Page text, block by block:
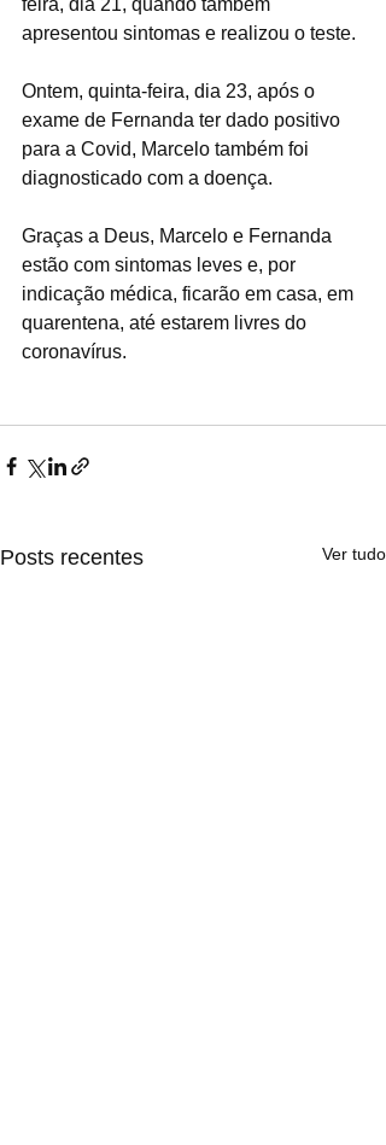
feira, dia 21, quando também
apresentou sintomas e realizou o teste.
Ontem, quinta-feira, dia 23, após o
exame de Fernanda ter dado positivo
para a Covid, Marcelo também foi
diagnosticado com a doença.
Graças a Deus, Marcelo e Fernanda
estão com sintomas leves e, por
indicação médica, ficarão em casa, em
quarentena, até estarem livres do
coronavírus.
Posts recentes Ver tudo